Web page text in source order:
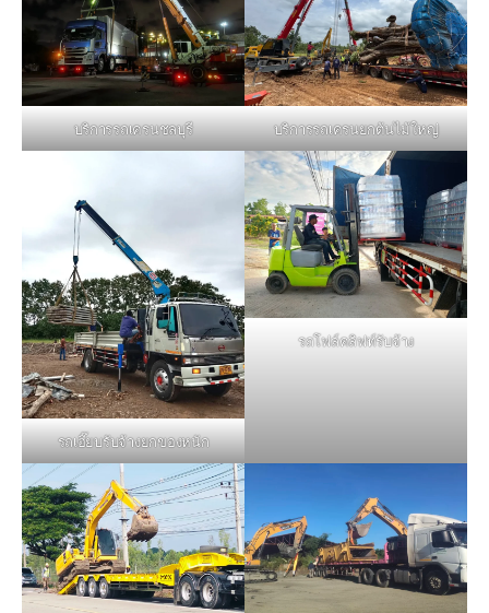
บริการรถเครนชลบุรี บริการรถเครนยกต้นไม้ใหญ่
รถเฮี๊ยบรับจ้างยกของหนัก
รถโฟล์คลิฟท์รับจ้าง